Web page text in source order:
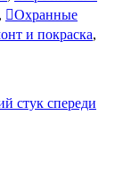
,
Охранные
и покраска,
стук спереди